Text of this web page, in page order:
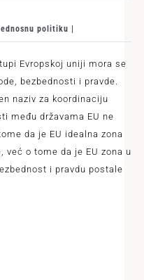
politiku |
Evropskoj uniji mora se
bezbednosti i pravde.
naziv za koordinaciju
među državama EU ne
da je EU idealna zona
već o tome da je EU zona u
i pravdu postale